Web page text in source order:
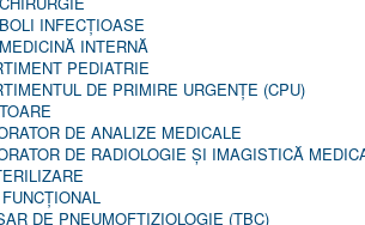
INFECŢIOASE
INTERNĂ
PEDIATRIE
DE PRIMIRE URGENȚE (CPU)
DE ANALIZE MEDICALE
DE RADIOLOGIE ŞI IMAGISTICĂ
DE PNEUMOFTIZIOLOGIE (TBC)